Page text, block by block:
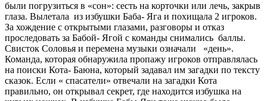
были погрузиться в «сон»: сесть на корточки или лечь, закрыв
глаза. Вылетала из избушки Баба- Яга и похищала 2 игроков.
За хождение с открытыми глазами, разговоры и отказ
проследовать за Бабой- Ягой с команды снимались баллы.
Свисток Соловья и перемена музыки означали «день».
Команда, которая обнаружила пропажу игроков отправлялась
на поиски Кота- Баюна, который задавал им загадки по тексту
сказок. Если « спасатели» отвечали на загадки Кота
правильно, он открывал секрет, где находится избушка на